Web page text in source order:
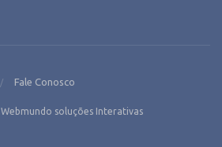
Fale Conosco
Webmundo soluções Interativas